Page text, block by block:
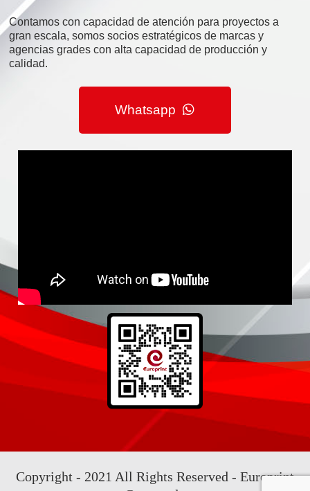
Contamos con capacidad de atención para proyectos a
gran escala, somos socios estratégicos de marcas y
agencias grades con alta capacidad de producción y
calidad.
Whatsapp
Copyright - 2021 All Rights Reserved - Europrint